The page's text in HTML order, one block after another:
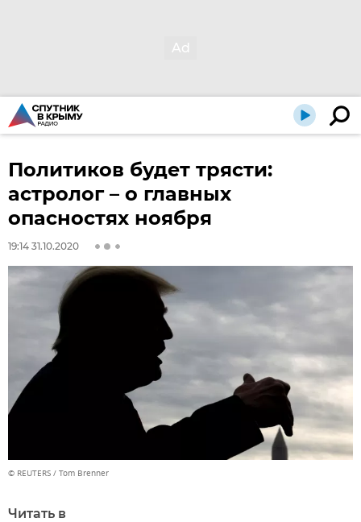
Политиков будет трясти:
астролог – о главных
опасностях ноября
19:14 31.10.2020
© REUTERS / Tom Brenner
Читать в